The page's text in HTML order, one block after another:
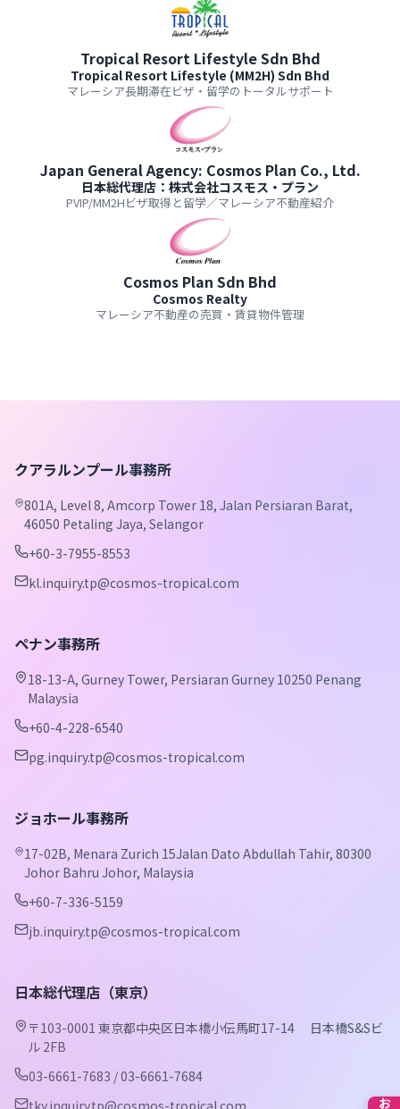
Tropical Resort Lifestyle Sdn Bhd
Tropical Resort Lifestyle (MM2H) Sdn Bhd
マレーシア長期滞在ビザ・留学のトータルサポート
Japan General Agency: Cosmos Plan Co., Ltd.
日本総代理店：株式会社コスモス・プラン
PVIP/MM2Hビザ取得と留学／マレーシア不動産紹介
Cosmos Plan Sdn Bhd
Cosmos Realty
マレーシア不動産の売買・賃貸物件管理
クアラルンプール事務所
801A, Level 8, Amcorp Tower 18, Jalan Persiaran Barat,
46050 Petaling Jaya, Selangor
+60-3-7955-8553
kl.inquiry.tp@cosmos-tropical.com
ペナン事務所
18-13-A, Gurney Tower, Persiaran Gurney 10250 Penang
Malaysia
+60-4-228-6540
pg.inquiry.tp@cosmos-tropical.com
ジョホール事務所
17-02B, Menara Zurich 15Jalan Dato Abdullah Tahir, 80300
Johor Bahru Johor, Malaysia
+60-7-336-5159
jb.inquiry.tp@cosmos-tropical.com
日本総代理店（東京）
〒103-0001 東京都中央区日本橋小伝馬町17-14 日本橋S&Sビ
ル 2FB
03-6661-7683 / 03-6661-7684
tky.inquiry.tp@cosmos-tropical.com